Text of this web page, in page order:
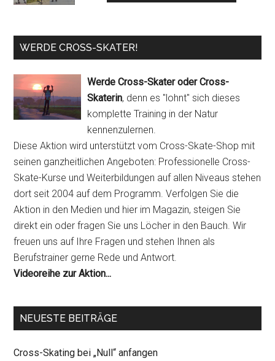
WERDE CROSS-SKATER!
Werde Cross-Skater oder Cross-
Skaterin, denn es "lohnt" sich dieses
komplette Training in der Natur
kennenzulernen.
Diese Aktion wird unterstützt vom Cross-Skate-Shop mit
seinen ganzheitlichen Angeboten: Professionelle Cross-
Skate-Kurse und Weiterbildungen auf allen Niveaus stehen
dort seit 2004 auf dem Programm. Verfolgen Sie die
Aktion in den Medien und hier im Magazin, steigen Sie
direkt ein oder fragen Sie uns Löcher in den Bauch. Wir
freuen uns auf Ihre Fragen und stehen Ihnen als
Berufstrainer gerne Rede und Antwort.
Videoreihe zur Aktion...
NEUESTE BEITRÄGE
Cross-Skating bei „Null“ anfangen